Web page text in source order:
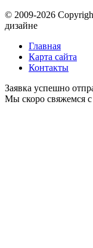
© 2009-2026
дизайне
Главная
Карта сайта
Контакты
Заявка успешно
Мы скоро свяжемся